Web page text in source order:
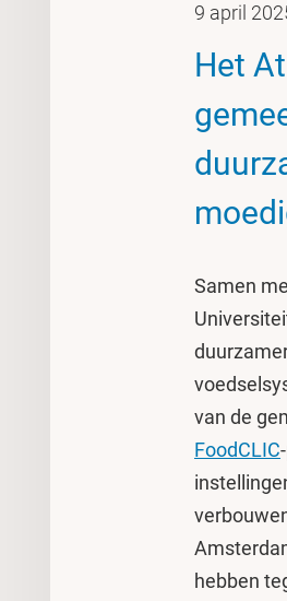
9 april
Het
Samen
van de
FoodCLIC
hebben